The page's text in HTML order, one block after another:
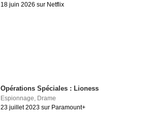
18 juin 2026 sur Netflix
Opérations Spéciales : Lioness
Espionnage, Drame
23 juillet 2023 sur Paramount+